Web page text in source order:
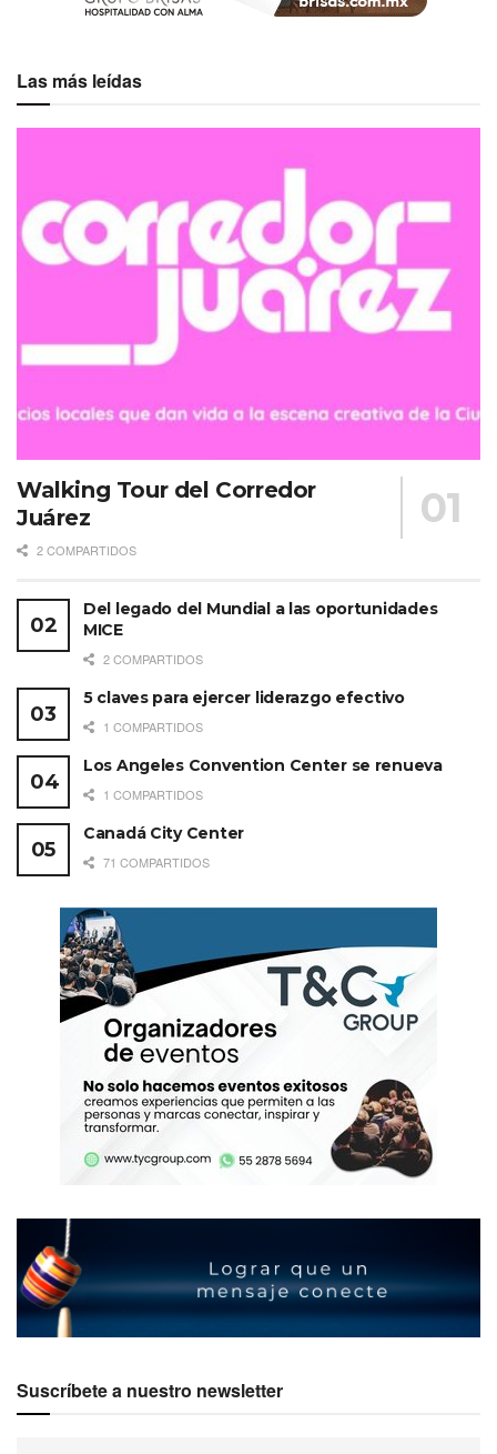
Las más leídas
Walking Tour del Corredor
Juárez
2 COMPARTIDOS
Del legado del Mundial a las oportunidades
MICE
2 COMPARTIDOS
5 claves para ejercer liderazgo efectivo
1 COMPARTIDOS
Los Angeles Convention Center se renueva
1 COMPARTIDOS
Canadá City Center
71 COMPARTIDOS
Suscríbete a nuestro newsletter